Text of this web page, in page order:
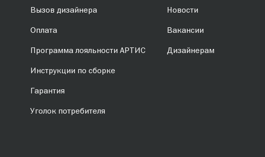
Вызов дизайнера
Оплата
Программа лояльности АРТИС
Инструкции по сборке
Гарантия
Уголок потребителя
Новости
Вакансии
Дизайнерам